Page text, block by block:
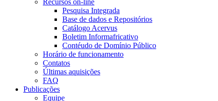
Recursos on-line
Pesquisa Integrada
Base de dados e Repositórios
Catálogo Acervus
Boletim Informafricativo
Contéudo de Domínio Público
Horário de funcionamento
Contatos
Últimas aquisições
FAQ
Publicações
Equipe